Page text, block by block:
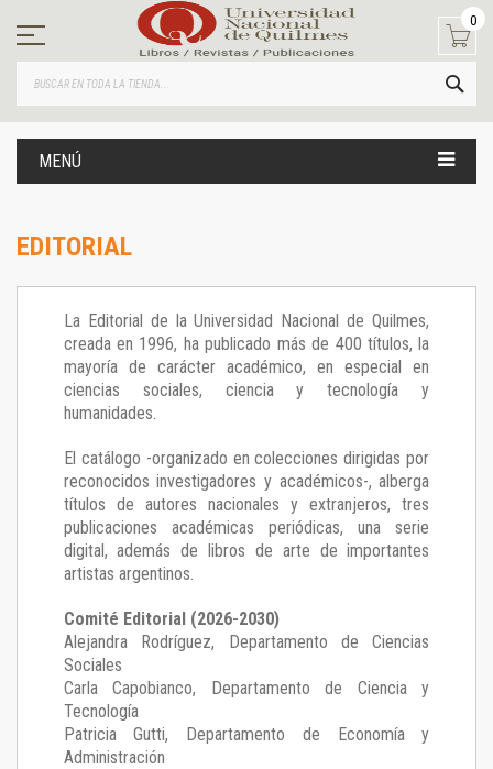
contenido
0
MENÚ
EDITORIAL
La Editorial de la Universidad Nacional de Quilmes,
creada en 1996, ha publicado más de 400 títulos, la
mayoría de carácter académico, en especial en
ciencias sociales, ciencia y tecnología y
humanidades.
El catálogo -organizado en colecciones dirigidas por
reconocidos investigadores y académicos-, alberga
títulos de autores nacionales y extranjeros, tres
publicaciones académicas periódicas, una serie
digital, además de libros de arte de importantes
artistas argentinos.
Comité Editorial (2026-2030)
Alejandra Rodríguez, Departamento de Ciencias
Sociales
Carla Capobianco, Departamento de Ciencia y
Tecnología
Patricia Gutti, Departamento de Economía y
Administración